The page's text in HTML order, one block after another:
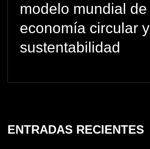
modelo mundial de
economía circular y
sustentabilidad
ENTRADAS RECIENTES